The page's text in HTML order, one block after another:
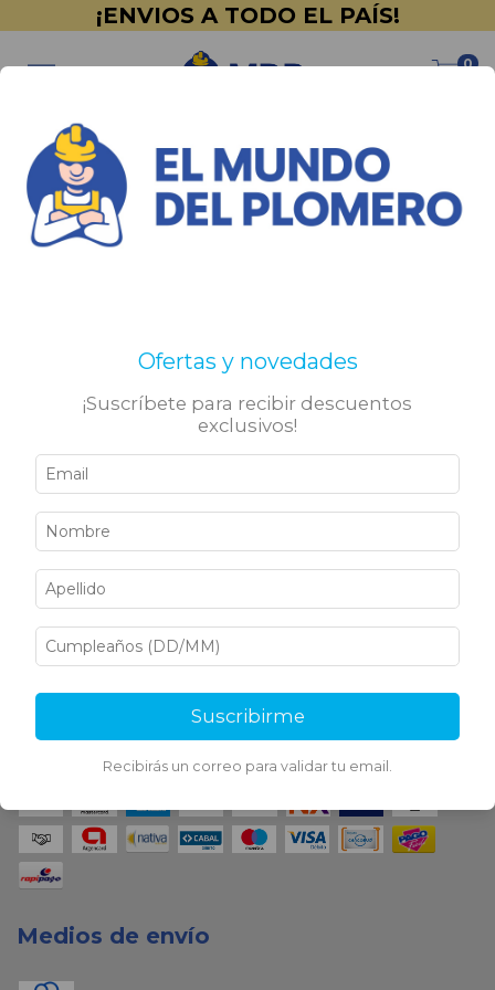
¡ENVIOS A TODO EL PAÍS!
0
Inicio > Promociones > Impermeabilizantes de techos
No tenemos resultados para tu búsqueda. Por favor,
intentá con otros filtros.
Sigamos conectados
Medios de pago
Medios de envío
Ofertas y novedades
¡Suscríbete para recibir descuentos
exclusivos!
Suscribirme
Recibirás un correo para validar tu email.